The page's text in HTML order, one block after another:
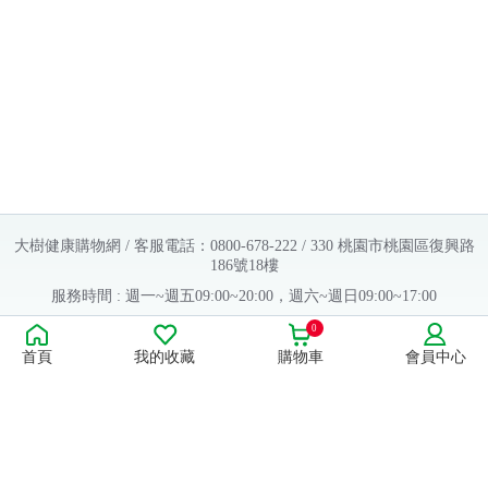
大樹健康購物網 / 客服電話：0800-678-222 / 330 桃園市桃園區復興路
186號18樓
服務時間 : 週一~週五09:00~20:00，週六~週日09:00~17:00
Copyright © 2016 大樹連鎖藥局. All Rights Reserved.
販售業者資料：
首頁 我的收藏 購物車
0
會員中心